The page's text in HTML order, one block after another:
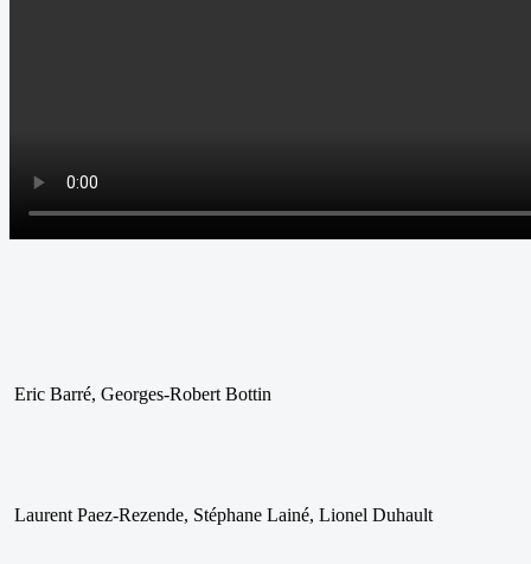
Eric Barré, Georges-Robert Bottin
Laurent Paez-Rezende, Stéphane Lainé, Lionel Duhault